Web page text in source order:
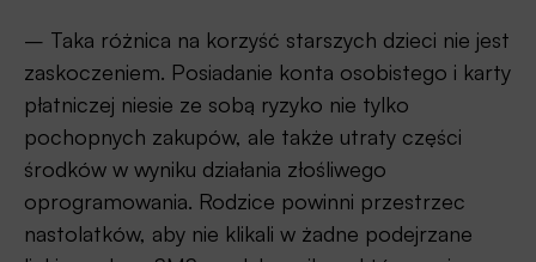
– Taka różnica na korzyść starszych dzieci nie jest
zaskoczeniem. Posiadanie konta osobistego i karty
płatniczej niesie ze sobą ryzyko nie tylko
pochopnych zakupów, ale także utraty części
środków w wyniku działania złośliwego
oprogramowania. Rodzice powinni przestrzec
nastolatków, aby nie klikali w żadne podejrzane